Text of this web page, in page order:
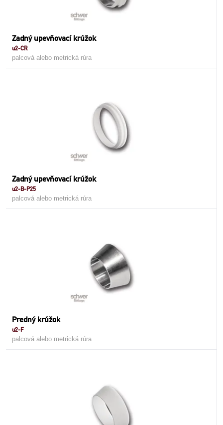
Zadný upevňovací krúžok
u2-CR
palcová alebo metrická rúra
Zadný upevňovací krúžok
u2-B-P25
palcová alebo metrická rúra
Predný krúžok
u2-F
palcová alebo metrická rúra